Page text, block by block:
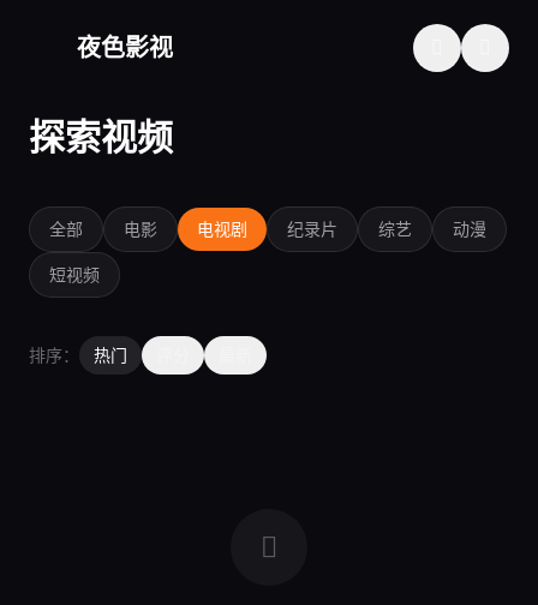
夜色影视
探索视频
全部 电影 电视剧 纪录片 综艺 动漫
短视频
排序： 热门